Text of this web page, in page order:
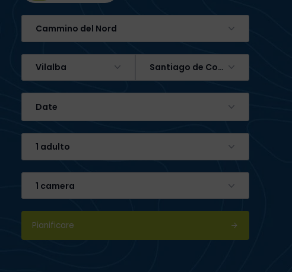
Cammino del Nord
Vilalba Santiago de Compostela
Date
1 adulto
1 camera
Pianificare